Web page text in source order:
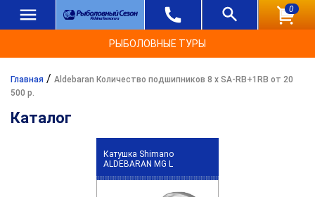
0
РЫБОЛОВНЫЕ ТУРЫ
Главная / Aldebaran Количество подшипников 8 х SA-RB+1RB от 20
500 р.
Каталог
Катушка Shimano
ALDEBARAN MG L